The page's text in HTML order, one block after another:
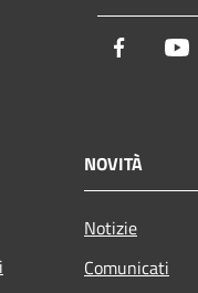
Facebook
NOVITÀ
Notizie
Comunicati